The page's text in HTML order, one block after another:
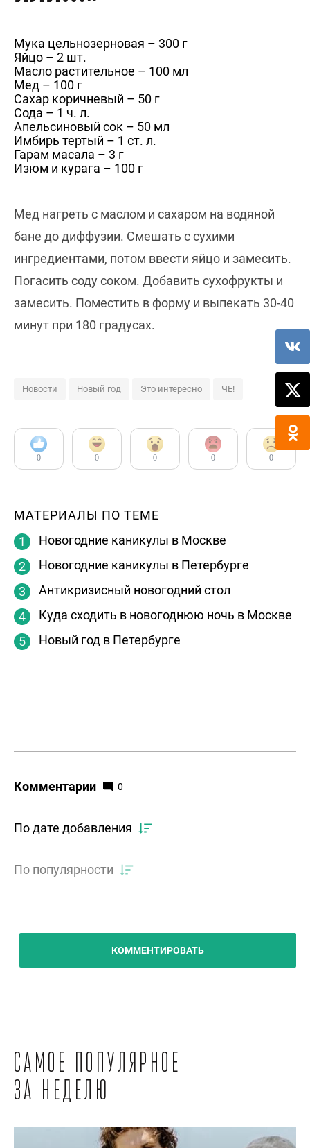
Мука цельнозерновая – 300 г
Яйцо – 2 шт.
Масло растительное – 100 мл
Мед – 100 г
Сахар коричневый – 50 г
Сода – 1 ч. л.
Апельсиновый сок – 50 мл
Имбирь тертый – 1 ст. л.
Гарам масала – 3 г
Изюм и курага – 100 г
Мед нагреть с маслом и сахаром на водяной
бане до диффузии. Смешать с сухими
ингредиентами, потом ввести яйцо и замесить.
Погасить соду соком. Добавить сухофрукты и
замесить. Поместить в форму и выпекать 30-40
минут при 180 градусах.
Новости Новый год Это интересно ЧЕ!
0 0 0 0 0
МАТЕРИАЛЫ ПО ТЕМЕ
Новогодние каникулы в Москве
Новогодние каникулы в Петербурге
Антикризисный новогодний стол
Куда сходить в новогоднюю ночь в Москве
Новый год в Петербурге
Комментарии 0
По дате добавления
По популярности
КОММЕНТИРОВАТЬ
Самое популярное
за неделю